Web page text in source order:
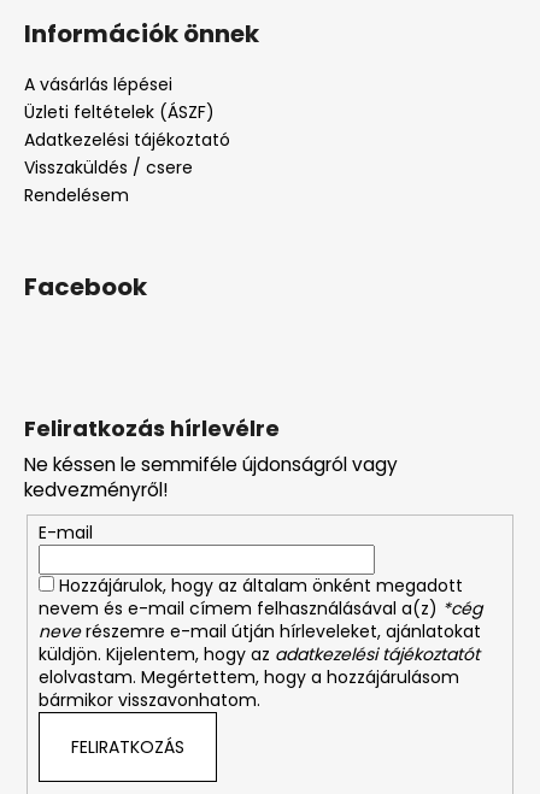
Feliratkozás hírlevélre
Ne késsen le semmiféle újdonságról vagy
kedvezményről!
E-mail
Hozzájárulok, hogy az általam önként megadott
nevem és e-mail címem felhasználásával a(z) *cég
neverészemre e-mail útján hírleveleket, ajánlatokat
küldjön. Kijelentem, hogy az adatkezelési tájékoztatót
elolvastam. Megértettem, hogy a hozzájárulásom
bármikor visszavonhatom.
FELIRATKOZÁS
Információk önnek
A vásárlás lépései
Üzleti feltételek (ÁSZF)
Adatkezelési tájékoztató
Visszaküldés / csere
Rendelésem
Facebook